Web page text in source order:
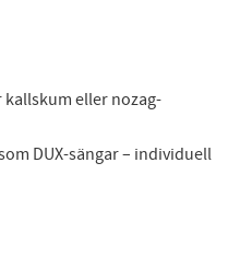
eller nozag-
DUX-sängar – individuell